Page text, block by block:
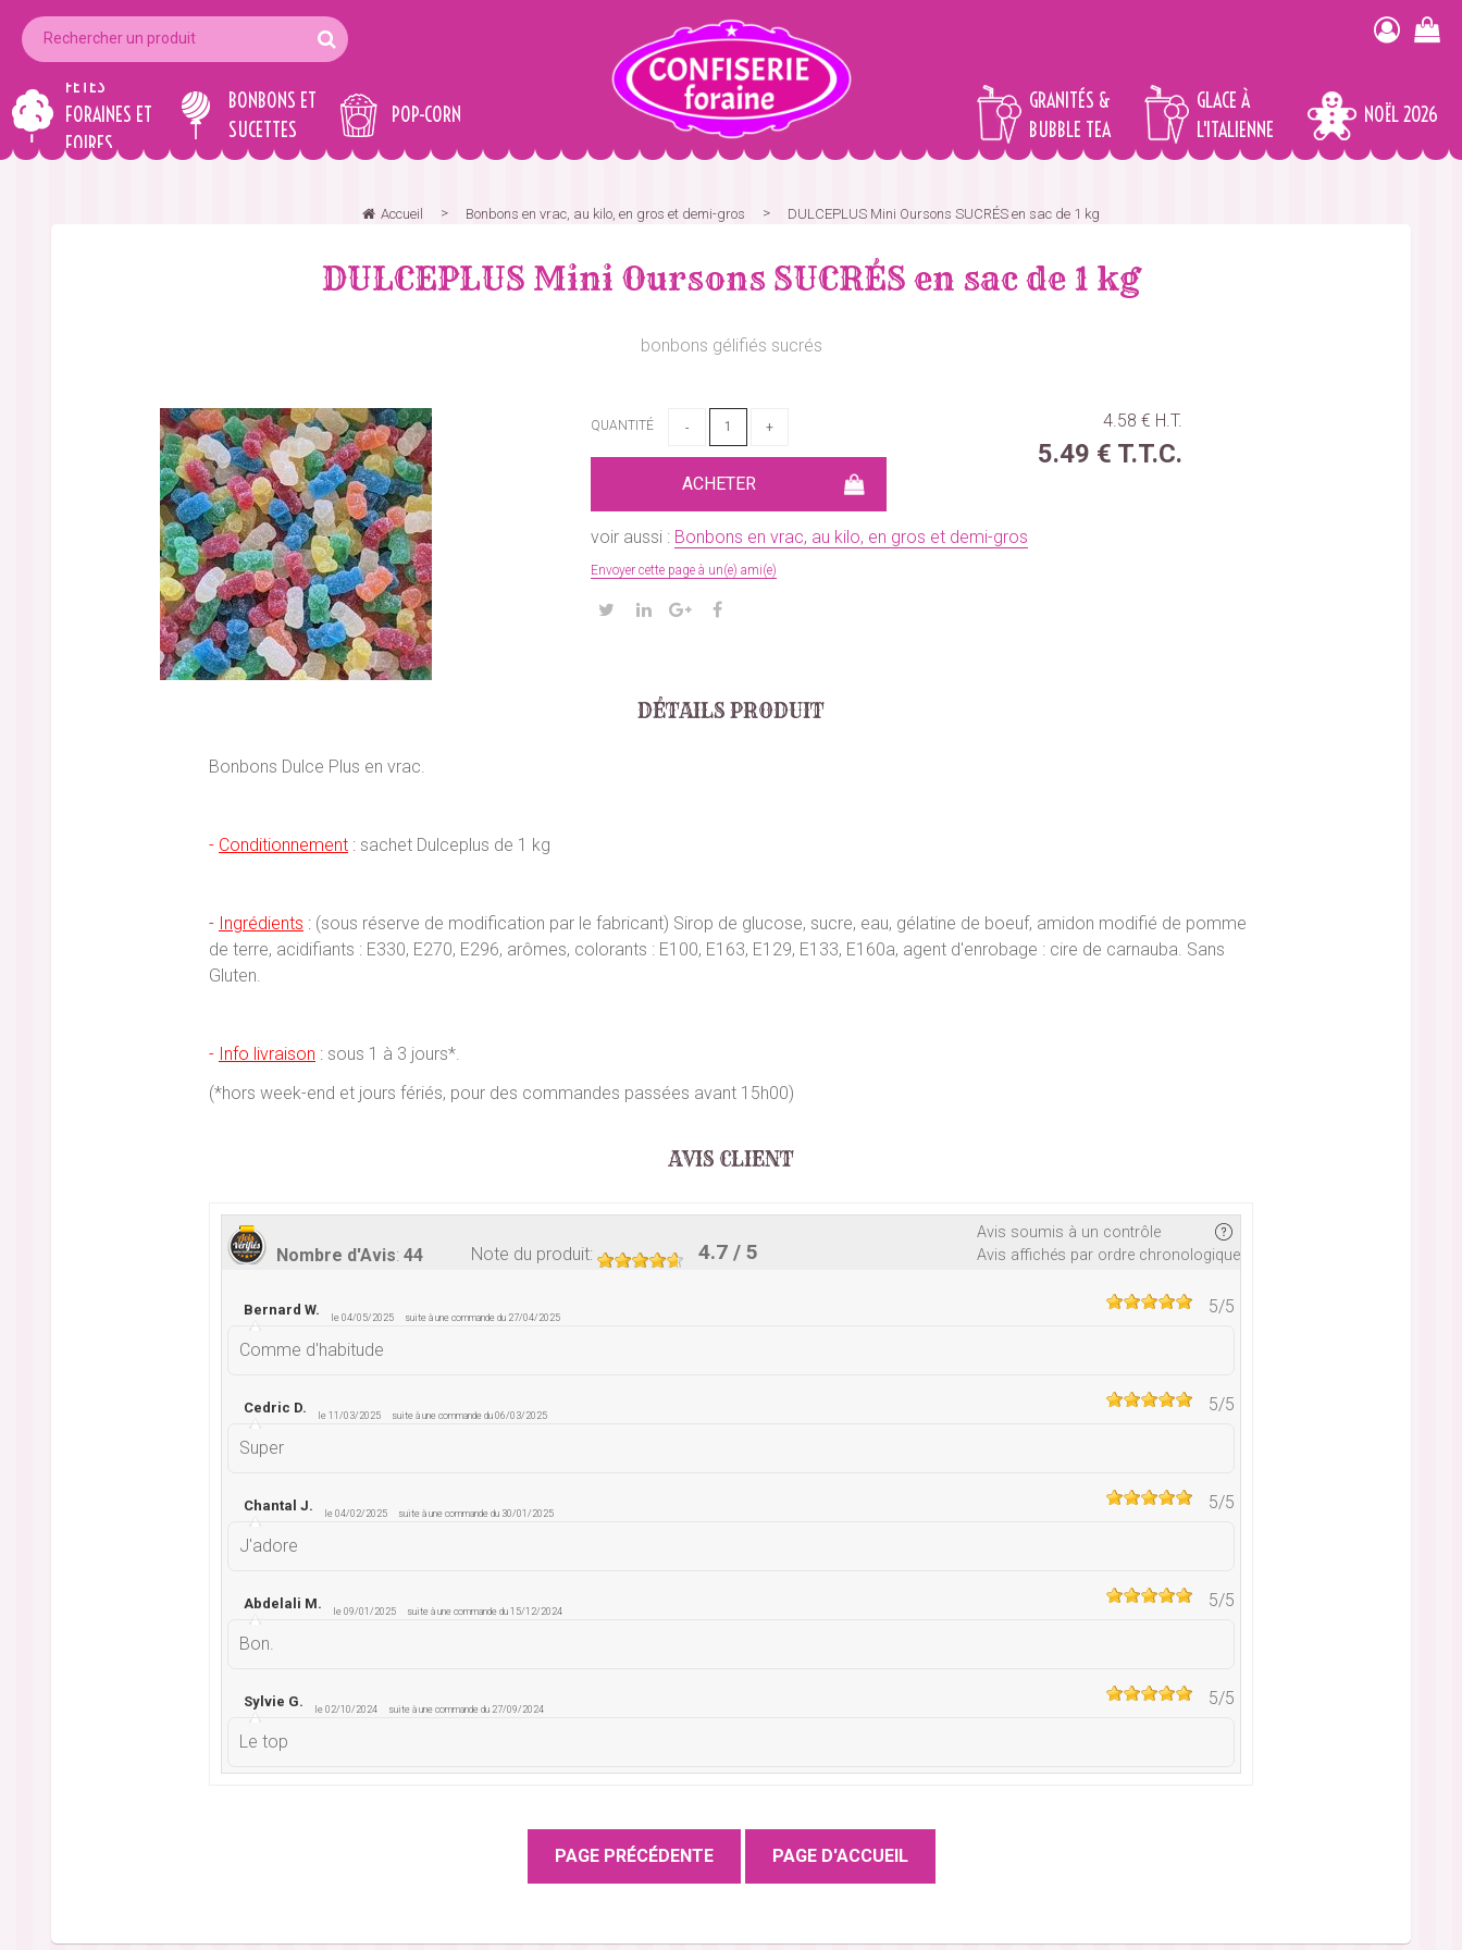
FÊTES
FORAINES ET
FOIRES
BONBONS ET
SUCETTES
POP-CORN
GRANITÉS &
BUBBLE TEA
GLACE À
L'ITALIENNE
NOËL 2026
Accueil Bonbons en vrac, au kilo, en gros et demi-gros DULCEPLUS Mini Oursons SUCRÉS en sac de 1 kg
DULCEPLUS Mini Oursons SUCRÉS en sac de 1 kg
bonbons gélifiés sucrés
4 .58 € H.T.
5.49 € T.T.C.
QUANTITÉ
voir aussi : Bonbons en vrac, au kilo, en gros et demi-gros
Envoyer cette page à un(e) ami(e)
DÉTAILS PRODUIT
Bonbons Dulce Plus en vrac.
- Conditionnement : sachet Dulceplus de 1 kg
- Ingrédients : (sous réserve de modification par le fabricant) Sirop de glucose, sucre, eau, gélatine de boeuf, amidon modifié de pomme
de terre, acidifiants : E330, E270, E296, arômes, colorants : E100, E163, E129, E133, E160a, agent d'enrobage : cire de carnauba. Sans
Gluten.
- Info livraison : sous 1 à 3 jours*.
(*hors week-end et jours fériés, pour des commandes passées avant 15h00)
AVIS CLIENT
Avis soumis à un contrôle
Avis affichés par ordre chronologique
Nombre d'Avis: 44 Note du produit: 4.7 / 5
Bernard W. le 04/05/2025 suite à une commande du 27/04/2025
5/5
Comme d'habitude
Cedric D. le 11/03/2025 suite à une commande du 06/03/2025
5/5
Super
Chantal J. le 04/02/2025 suite à une commande du 30/01/2025
5/5
J'adore
Abdelali M. le 09/01/2025 suite à une commande du 15/12/2024
5/5
Bon.
Sylvie G. le 02/10/2024 suite à une commande du 27/09/2024
5/5
Le top